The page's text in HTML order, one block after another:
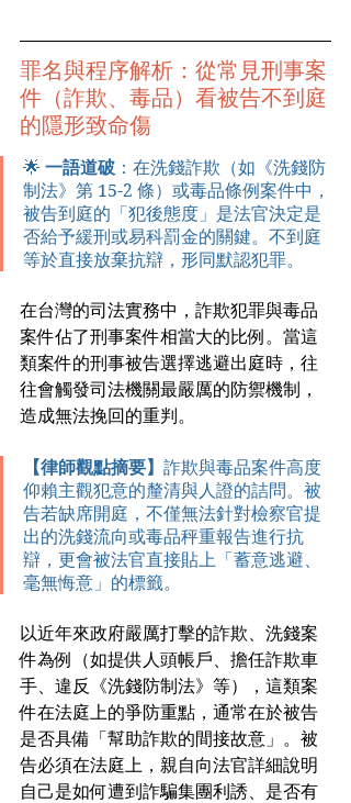
罪名與程序解析：從常見刑事案
件（詐欺、毒品）看被告不到庭
的隱形致命傷
🌟 一語道破 ：在洗錢詐欺（如《洗錢防
制法》第 15-2 條）或毒品條例案件中，
被告到庭的「犯後態度」是法官決定是
否給予緩刑或易科罰金的關鍵。不到庭
等於直接放棄抗辯，形同默認犯罪。
在台灣的司法實務中，詐欺犯罪與毒品
案件佔了刑事案件相當大的比例。當這
類案件的刑事被告選擇逃避出庭時，往
往會觸發司法機關最嚴厲的防禦機制，
造成無法挽回的重判。
【律師觀點摘要】 詐欺與毒品案件高度
仰賴主觀犯意的釐清與人證的詰問。被
告若缺席開庭，不僅無法針對檢察官提
出的洗錢流向或毒品秤重報告進行抗
辯，更會被法官直接貼上「蓄意逃避、
毫無悔意」的標籤。
以近年來政府嚴厲打擊的詐欺、洗錢案
件為例（如提供人頭帳戶、擔任詐欺車
手、違反《洗錢防制法》等），這類案
件在法庭上的爭防重點，通常在於被告
是否具備「幫助詐欺的間接故意」。被
告必須在法庭上，親自向法官詳細說明
自己是如何遭到詐騙集團利誘、是否有